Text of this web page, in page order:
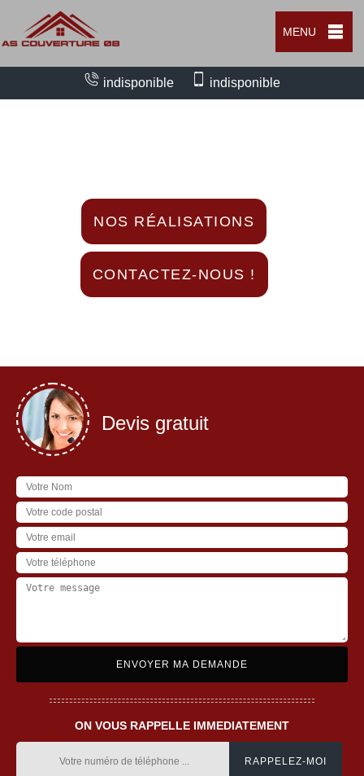
MENU
indisponible indisponible
NOS RÉALISATIONS
CONTACTEZ-NOUS !
Devis gratuit
ON VOUS RAPPELLE IMMEDIATEMENT